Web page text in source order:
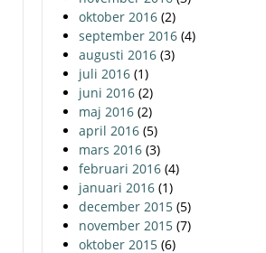
oktober 2016 (2)
september 2016 (4)
augusti 2016 (3)
juli 2016 (1)
juni 2016 (2)
maj 2016 (2)
april 2016 (5)
mars 2016 (3)
februari 2016 (4)
januari 2016 (1)
december 2015 (5)
november 2015 (7)
oktober 2015 (6)